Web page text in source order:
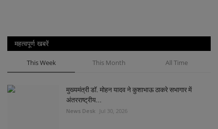
महत्वपूर्ण खबरें
This Week This Month All Time
मुख्यमंत्री डॉ. मोहन यादव ने कुशाभाऊ ठाकरे सभागार में
अंतरराष्ट्रीय...
News Desk Jul 30, 2026